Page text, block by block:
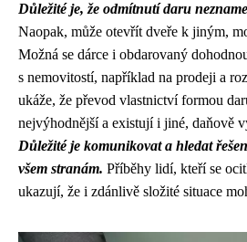
Důležité je, že odmítnutí daru
Naopak, může otevřít dveře k jiným,
Možná se dárce i obdarovaný
s nemovitostí, například na prodeji a
ukáže, že převod vlastnictví formou
nejvýhodnější a existují i jiné, daňově
Důležité je komunikovat a hledat
všem stranám. Příběhy lidí, kteří se
ukazují, že i zdánlivě složité situace